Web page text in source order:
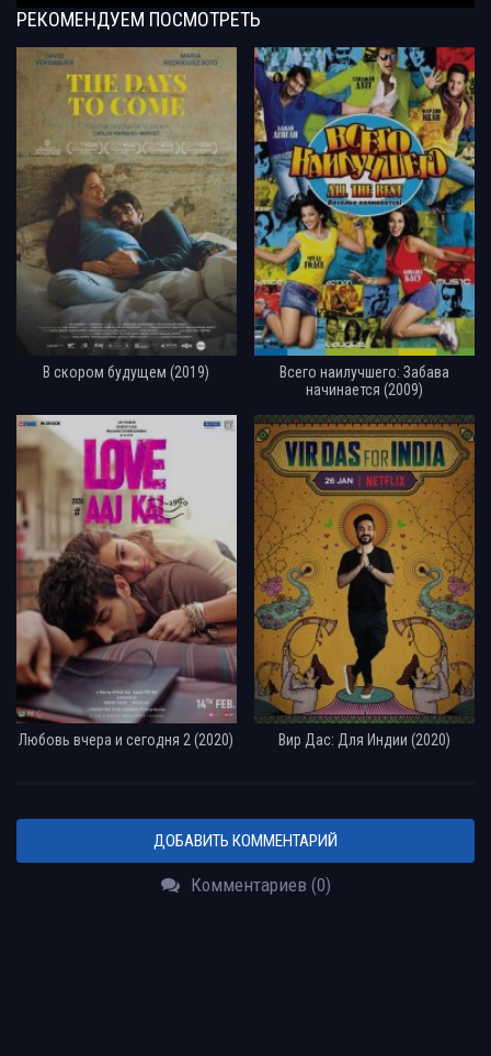
РЕКОМЕНДУЕМ ПОСМОТРЕТЬ
В скором будущем (2019)
Всего наилучшего: Забава
начинается (2009)
Любовь вчера и сегодня 2 (2020) Вир Дас: Для Индии (2020)
ДОБАВИТЬ КОММЕНТАРИЙ
Комментариев (0)